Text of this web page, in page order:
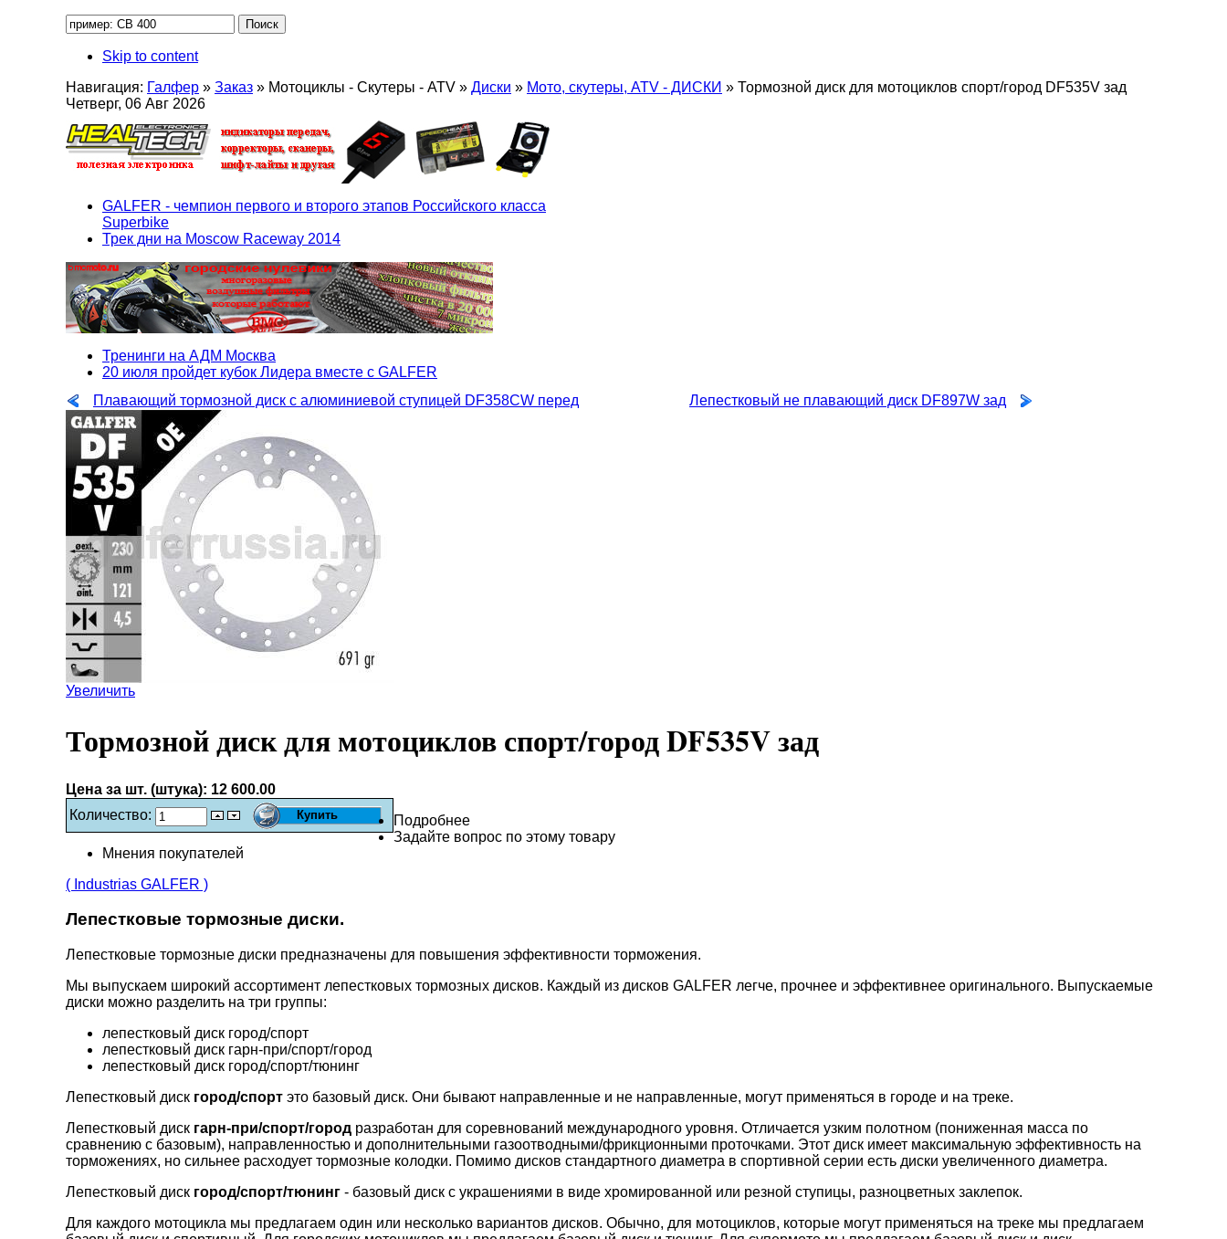
Skip to content
Навигация: Галфер » Заказ » Мотоциклы - Скутеры - ATV » Диски » Мото, скутеры, ATV - ДИСКИ » Тормозной диск для мотоциклов спорт/город DF535V зад
Четверг, 06 Авг 2026
GALFER - чемпион первого и второго этапов Российского класса
Superbike
Трек дни на Moscow Raceway 2014
Тренинги на АДМ Москва
20 июля пройдет кубок Лидера вместе с GALFER
Плавающий тормозной диск с алюминиевой ступицей DF358CW перед
Лепестковый не плавающий диск DF897W зад
Увеличить
Тормозной диск для мотоциклов спорт/город DF535V зад
Цена за шт. (штука): 12 600.00
Количество:
Подробнее
Задайте вопрос по этому товару
Мнения покупателей
( Industrias GALFER )
Лепестковые тормозные диски.
Лепестковые тормозные диски предназначены для повышения эффективности торможения.
Мы выпускаем широкий ассортимент лепестковых тормозных дисков. Каждый из дисков GALFER легче, прочнее и эффективнее оригинального. Выпускаемые
диски можно разделить на три группы:
лепестковый диск город/спорт
лепестковый диск гарн-при/спорт/город
лепестковый диск город/спорт/тюнинг
Лепестковый диск город/спорт это базовый диск. Они бывают направленные и не направленные, могут применяться в городе и на треке.
Лепестковый диск гарн-при/спорт/город разработан для соревнований международного уровня. Отличается узким полотном (пониженная масса по
сравнению с базовым), направленностью и дополнительными газоотводными/фрикционными проточками. Этот диск имеет максимальную эффективность на
торможениях, но сильнее расходует тормозные колодки. Помимо дисков стандартного диаметра в спортивной серии есть диски увеличенного диаметра.
Лепестковый диск город/спорт/тюнинг - базовый диск с украшениями в виде хромированной или резной ступицы, разноцветных заклепок.
Для каждого мотоцикла мы предлагаем один или несколько вариантов дисков. Обычно, для мотоциклов, которые могут применяться на треке мы предлагаем